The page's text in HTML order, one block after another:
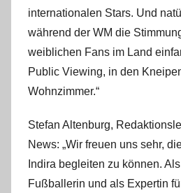
internationalen Stars. Und
während der WM die
weiblichen Fans im Land
Public Viewing, in den
Wohnzimmer.“
Stefan Altenburg,
News: „Wir freuen uns sehr,
Indira begleiten zu können.
Fußballerin und als Expertin